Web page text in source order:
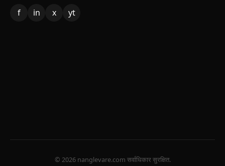
f in x yt
© 2026 nanglevare.com सर्वाधिकार सुरक्षित.